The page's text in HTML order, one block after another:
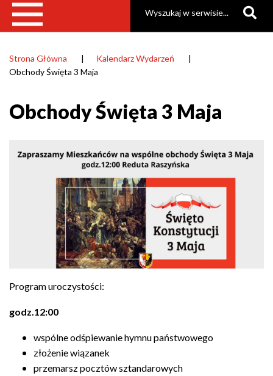
Ścieżka
Strona Główna
Kalendarz Wydarzeń
Obchody Święta 3 Maja
Obchody Święta 3 Maja
Program uroczystości:
godz.12:00
wspólne odśpiewanie hymnu państwowego
złożenie wiązanek
przemarsz pocztów sztandarowych